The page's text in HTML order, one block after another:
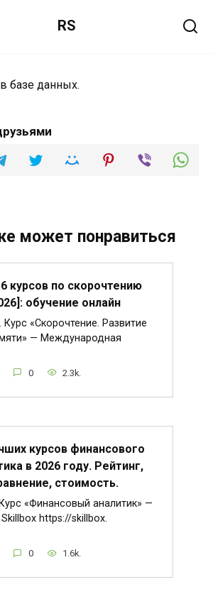
RS
базе данных.
может понравиться
курсов по скорочтению
обучение онлайн
Курс «Скорочтение. Развитие
— Международная
0 2.3k.
курсов финансового
в 2026 году. Рейтинг,
стоимость.
«Финансовый аналитик» —
Skillbox https://skillbox.
0 1.6k.